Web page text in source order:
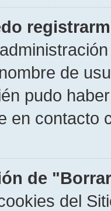
de
pudo
en contacto
de
del